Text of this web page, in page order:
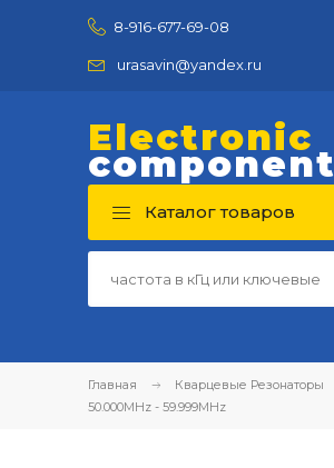
8-916-677-69-08
urasavin@yandex.ru
Electronic
component
Каталог товаров
Главная
Кварцевые Резонаторы
50.000MHz - 59.999MHz